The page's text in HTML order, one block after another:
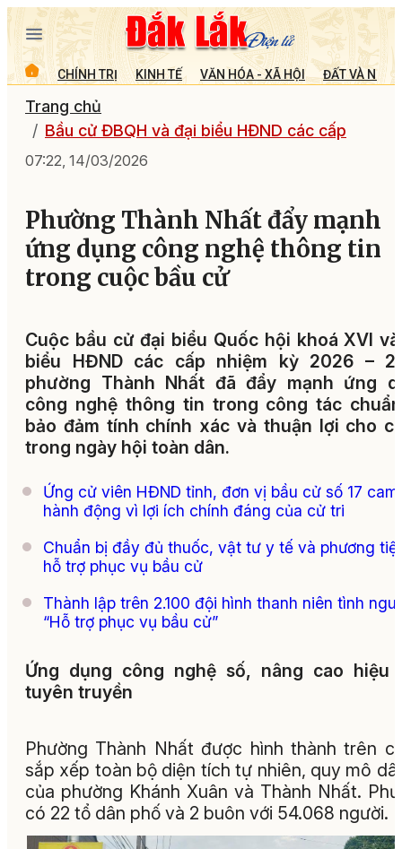
CHÍNH TRỊ KINH TẾ VĂN HÓA - XÃ HỘI ĐẤT VÀ
Trang chủ
Bầu cử ĐBQH và đại biểu HĐND các cấp
07:22, 14/03/2026
Phường Thành Nhất đẩy mạnh
ứng dụng công nghệ thông tin
trong cuộc bầu cử
Cuộc bầu cử đại biểu Quốc hội khoá XVI
biểu HĐND các cấp nhiệm kỳ 2026 –
phường Thành Nhất đã đẩy mạnh ứng
công nghệ thông tin trong công tác
bảo đảm tính chính xác và thuận lợi cho
trong ngày hội toàn dân.
Ứng cử viên HĐND tỉnh, đơn vị bầu cử số 17
hành động vì lợi ích chính đáng của cử tri
Chuẩn bị đầy đủ thuốc, vật tư y tế và phương
hỗ trợ phục vụ bầu cử
Thành lập trên 2.100 đội hình thanh niên tình
“Hỗ trợ phục vụ bầu cử”
Ứng dụng công nghệ số, nâng cao hiệu
tuyên truyền
Phường Thành Nhất được hình thành trên
sắp xếp toàn bộ diện tích tự nhiên, quy mô
của phường Khánh Xuân và Thành Nhất.
có 22 tổ dân phố và 2 buôn với 54.068 người.